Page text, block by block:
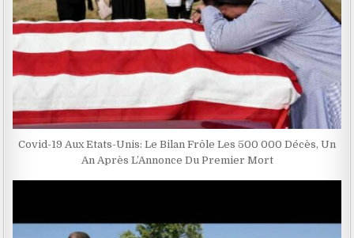
Covid-19 Aux Etats-Unis: Le Bilan Frôle Les 500 000 Décès, Un
An Après L’Annonce Du Premier Mort